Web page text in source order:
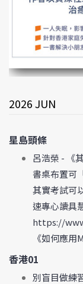
2026 JUN
星島頭條
呂浩榮 - 《
書桌布置可
其實考試可
速專心讀具
https://
《如何應
香港01
別盲目做練